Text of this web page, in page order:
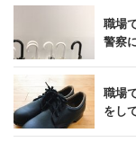
職場
警察
職場
をし